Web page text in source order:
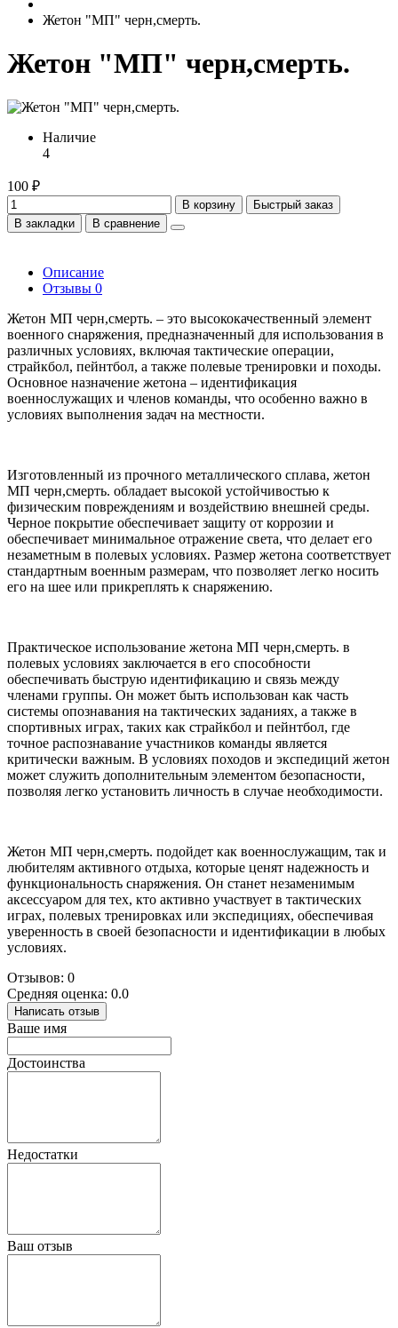
Жетон "МП" черн,смерть.
Жетон "МП" черн,смерть.
Наличие
4
100 ₽
В корзину
Быстрый заказ
В закладки
В сравнение
Описание
Отзывы 0
Жетон МП черн,смерть. – это высококачественный элемент
военного снаряжения, предназначенный для использования в
различных условиях, включая тактические операции,
страйкбол, пейнтбол, а также полевые тренировки и походы.
Основное назначение жетона – идентификация
военнослужащих и членов команды, что особенно важно в
условиях выполнения задач на местности.
Изготовленный из прочного металлического сплава, жетон
МП черн,смерть. обладает высокой устойчивостью к
физическим повреждениям и воздействию внешней среды.
Черное покрытие обеспечивает защиту от коррозии и
обеспечивает минимальное отражение света, что делает его
незаметным в полевых условиях. Размер жетона соответствует
стандартным военным размерам, что позволяет легко носить
его на шее или прикреплять к снаряжению.
Практическое использование жетона МП черн,смерть. в
полевых условиях заключается в его способности
обеспечивать быструю идентификацию и связь между
членами группы. Он может быть использован как часть
системы опознавания на тактических заданиях, а также в
спортивных играх, таких как страйкбол и пейнтбол, где
точное распознавание участников команды является
критически важным. В условиях походов и экспедиций жетон
может служить дополнительным элементом безопасности,
позволяя легко установить личность в случае необходимости.
Жетон МП черн,смерть. подойдет как военнослужащим, так и
любителям активного отдыха, которые ценят надежность и
функциональность снаряжения. Он станет незаменимым
аксессуаром для тех, кто активно участвует в тактических
играх, полевых тренировках или экспедициях, обеспечивая
уверенность в своей безопасности и идентификации в любых
условиях.
Отзывов: 0
Средняя оценка: 0.0
Написать отзыв
Ваше имя
Достоинства
Недостатки
Ваш отзыв